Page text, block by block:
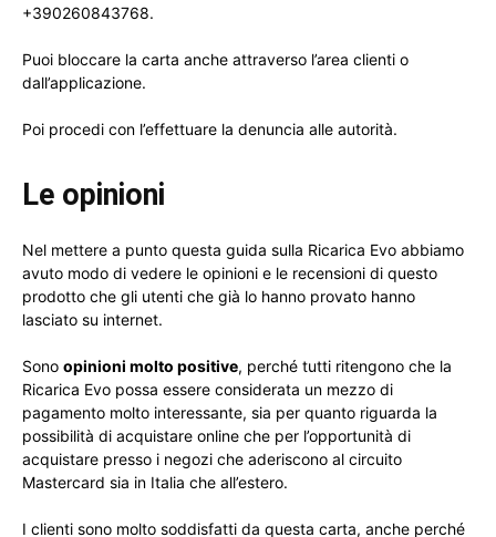
+390260843768.
Puoi bloccare la carta anche attraverso l’area clienti o
dall’applicazione.
Poi procedi con l’effettuare la denuncia alle autorità.
Le opinioni
Nel mettere a punto questa guida sulla Ricarica Evo abbiamo
avuto modo di vedere le opinioni e le recensioni di questo
prodotto che gli utenti che già lo hanno provato hanno
lasciato su internet.
Sono opinioni molto positive, perché tutti ritengono che la
Ricarica Evo possa essere considerata un mezzo di
pagamento molto interessante, sia per quanto riguarda la
possibilità di acquistare online che per l’opportunità di
acquistare presso i negozi che aderiscono al circuito
Mastercard sia in Italia che all’estero.
I clienti sono molto soddisfatti da questa carta, anche perché